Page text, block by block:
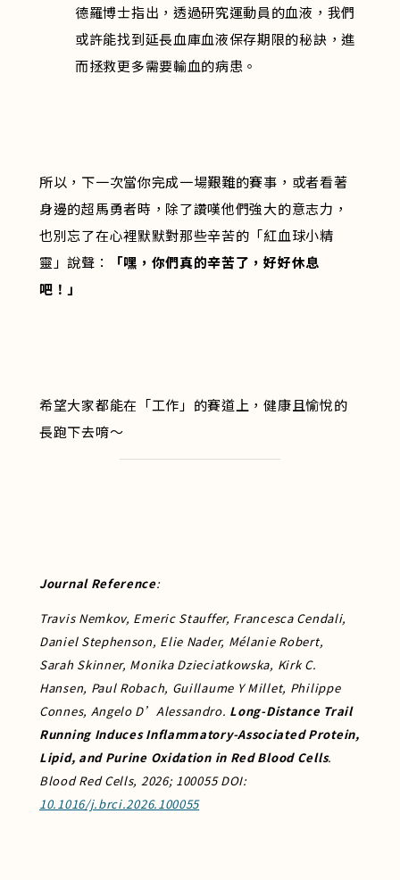
德羅博士指出，透過研究運動員的血液，我們
或許能找到延長血庫血液保存期限的秘訣，進
而拯救更多需要輸血的病患。
所以，下一次當你完成一場艱難的賽事，或者看著
身邊的超馬勇者時，除了讚嘆他們強大的意志力，
也別忘了在心裡默默對那些辛苦的「紅血球小精
靈」說聲：
「嘿，你們真的辛苦了，好好休息
吧！」
希望大家都能在「工作」的賽道上，健康且愉悅的
長跑下去唷～
Journal Reference:
Travis Nemkov, Emeric Stauffer, Francesca Cendali,
Daniel Stephenson, Elie Nader, Mélanie Robert,
Sarah Skinner, Monika Dzieciatkowska, Kirk C.
Hansen, Paul Robach, Guillaume Y Millet, Philippe
Connes, Angelo D’Alessandro. Long-Distance Trail
Running Induces Inflammatory-Associated Protein,
Lipid, and Purine Oxidation in Red Blood Cells.
Blood Red Cells, 2026; 100055 DOI:
10.1016/j.brci.2026.100055